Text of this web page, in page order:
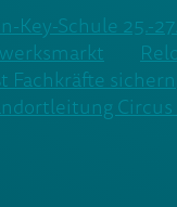
Key-Schule 25.-
Fachkräfte sichern
Circus